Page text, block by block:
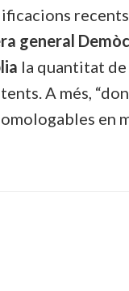
recents
general
la quantitat de
A més,
en